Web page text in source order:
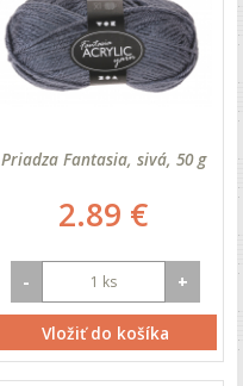
Priadza Fantasia, sivá, 50 g
2.89 €
- +
Vložiť do košíka